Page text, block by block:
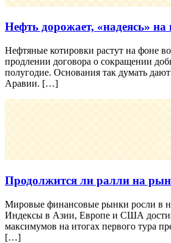
Нефть дорожает, «надеясь»
Нефтяные котировки растут на фоне
продлении договора о сокращении
полугодие. Основания так думать
Аравии. […]
Продолжится ли ралли на
Мировые финансовые рынки росли в
Индексы в Азии, Европе и США
максимумов на итогах первого тура
[…]